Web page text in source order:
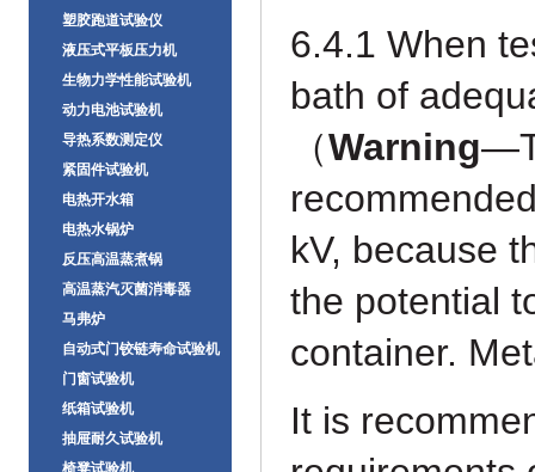
塑胶跑道试验仪
液压式平板压力机
生物力学性能试验机
动力电池试验机
导热系数测定仪
紧固件试验机
电热开水箱
电热水锅炉
反压高温蒸煮锅
高温蒸汽灭菌消毒器
马弗炉
自动式门铰链寿命试验机
门窗试验机
纸箱试验机
抽屉耐久试验机
椅凳试验机
6.4.1 When
bath of
（Warning
kV, because
the potential
container.
It is